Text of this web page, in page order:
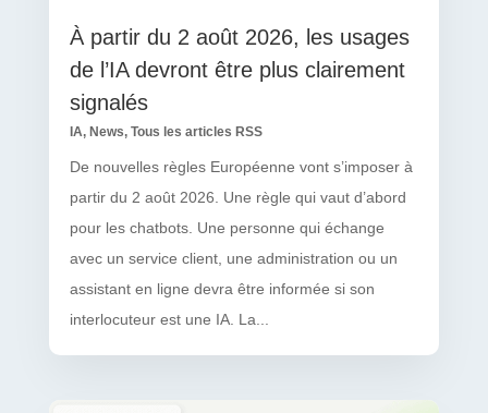
À partir du 2 août 2026, les usages
de l’IA devront être plus clairement
signalés
IA, News, Tous les articles RSS
De nouvelles règles Européenne vont s’imposer à
partir du 2 août 2026. Une règle qui vaut d’abord
pour les chatbots. Une personne qui échange
avec un service client, une administration ou un
assistant en ligne devra être informée si son
interlocuteur est une IA. La...